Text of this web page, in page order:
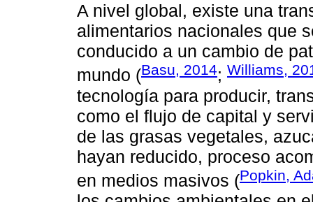
A nivel global, existe una
alimentarios nacionales que
conducido a un cambio de
mundo (Basu, 2014; Williams,
tecnología para producir,
como el flujo de capital y
de las grasas vegetales,
hayan reducido, proceso
en medios masivos (Popkin,